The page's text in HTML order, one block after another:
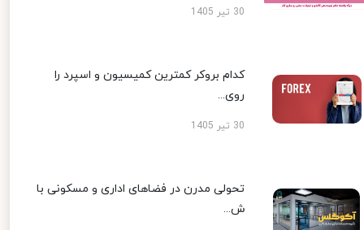
30 تیر 1405
کدام بروکر کمترین کمیسیون و اسپرد را
روی...
30 تیر 1405
تحولی مدرن در فضاهای اداری و مسکونی با
ش...